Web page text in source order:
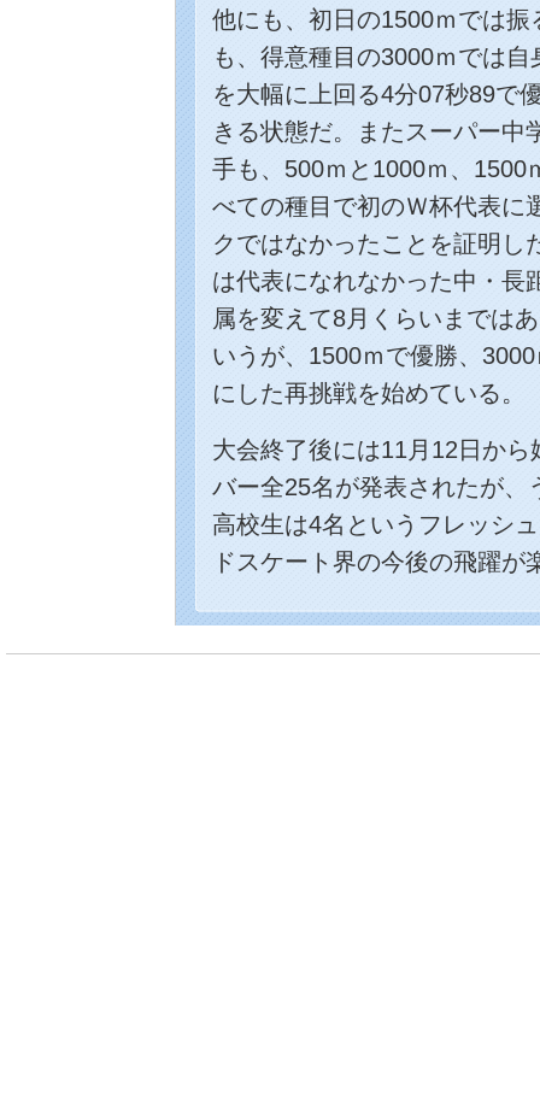
他にも、初日の1500ｍでは
も、得意種目の3000ｍでは
を大幅に上回る4分07秒89で
きる状態だ。またスーパー中
手も、500ｍと1000ｍ、1500
べての種目で初のＷ杯代表に
クではなかったことを証明し
は代表になれなかった中・長
属を変えて8月くらいまでは
いうが、1500ｍで優勝、
にした再挑戦を始めている。
大会終了後には11月12日か
バー全25名が発表されたが、
高校生は4名というフレッシ
ドスケート界の今後の飛躍